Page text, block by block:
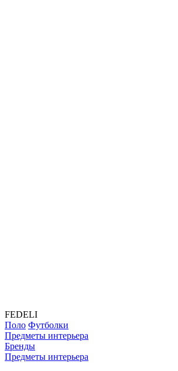
FEDELI
Поло Футболки
Предметы интерьера
Бренды
Предметы интерьера